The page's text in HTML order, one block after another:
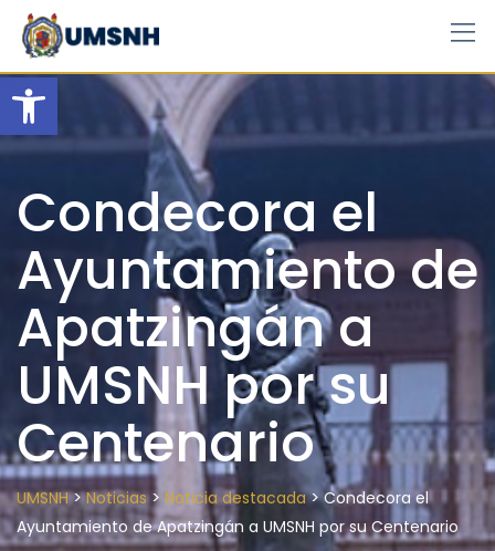
Open toolbar
Skip
content
Condecora el
Ayuntamiento de
Apatzingán a
UMSNH por su
Centenario
UMSNH>Noticias> Noticia destacada>Condecora el
Ayuntamiento de Apatzingán a UMSNH por su Centenario